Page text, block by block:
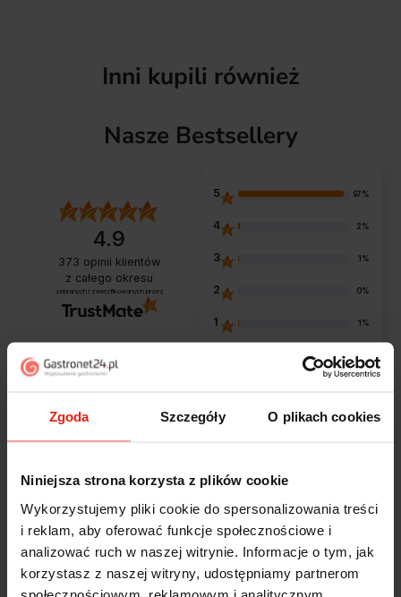
Zgoda Szczegóły O plikach cookies
Niniejsza strona korzysta z plików cookie
Wykorzystujemy pliki cookie do spersonalizowania treści
i reklam, aby oferować funkcje społecznościowe i
analizować ruch w naszej witrynie. Informacje o tym, jak
korzystasz z naszej witryny, udostępniamy partnerom
społecznościowym, reklamowym i analitycznym.
Inni kupili również
Nasze Bestsellery
4.9
373 opinii klientów
z całego okresu
zebranych i zweryfikowanych przez
5 97%
4 2%
3 1%
2 0%
1 1%
Opinie klientów
Marcin zweryfikowano
5
Polecam szybko sprawnie dobrze zapakowane